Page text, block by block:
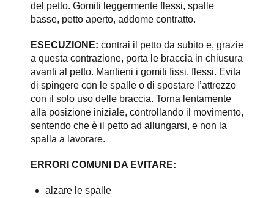
del petto. Gomiti leggermente flessi, spalle
basse, petto aperto, addome contratto.
ESECUZIONE: contrai il petto da subito e, grazie
a questa contrazione, porta le braccia in chiusura
avanti al petto. Mantieni i gomiti fissi, flessi. Evita
di spingere con le spalle o di spostare l’attrezzo
con il solo uso delle braccia. Torna lentamente
alla posizione iniziale, controllando il movimento,
sentendo che è il petto ad allungarsi, e non la
spalla a lavorare.
ERRORI COMUNI DA EVITARE:
alzare le spalle